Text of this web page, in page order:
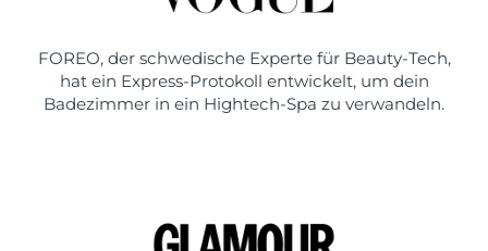
FOREO, der schwedische Experte für Beauty-Tech,
hat ein Express-Protokoll entwickelt, um dein
Badezimmer in ein Hightech-Spa zu verwandeln.